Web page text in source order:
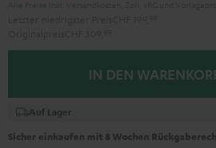
IN DEN
Auf Lager
Sicher einkaufen mit 8 Wochen